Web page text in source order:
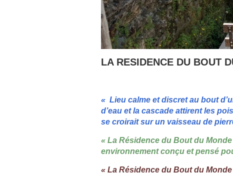
LA RESIDENCE DU BOUT
« Lieu calme et discret au bout
d’eau et la cascade attirent les
se croirait sur un vaisseau de
« La Résidence du Bout du
environnement conçu et pensé
« La Résidence du Bout du